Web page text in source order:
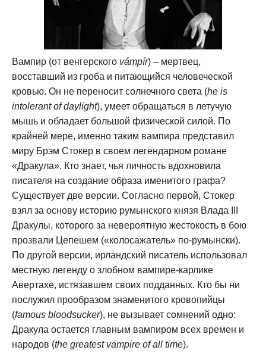
Вампир (от венгерского vámpír) – мертвец,
восставший из гроба и питающийся человеческой
кровью. Он не переносит солнечного света (he is
intolerant of daylight), умеет обращаться в летучую
мышь и обладает большой физической силой. По
крайней мере, именно таким вампира представил
миру Брэм Стокер в своем легендарном романе
«Дракула». Кто знает, чья личность вдохновила
писателя на создание образа именитого графа?
Существует две версии. Согласно первой, Стокер
взял за основу историю румынского князя Влада III
Дракулы, которого за невероятную жестокость в бою
прозвали Цепешем («колосажатель» по-румынски).
По другой версии, ирландский писатель использовал
местную легенду о злобном вампире-карлике
Авертахе, истязавшем своих подданных. Кто бы ни
послужил прообразом знаменитого кровопийцы
(famous bloodsucker), не вызывает сомнений одно:
Дракула остается главным вампиром всех времен и
народов (the greatest vampire of all time).